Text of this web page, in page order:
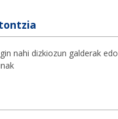
nahi dizkiozun galderak edo